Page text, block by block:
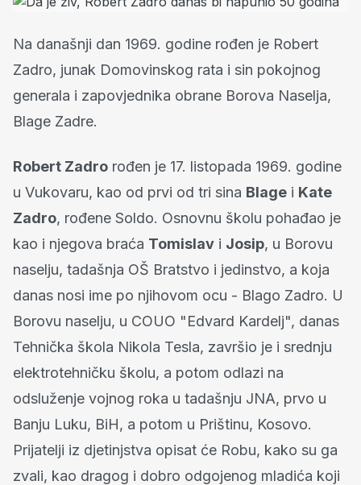
Na današnji dan 1969. godine rođen je Robert
Zadro, junak Domovinskog rata i sin pokojnog
generala i zapovjednika obrane Borova Naselja,
Blage Zadre.
Robert Zadro rođen je 17. listopada 1969. godine
u Vukovaru, kao od prvi od tri sina Blage i Kate
Zadro, rođene Soldo. Osnovnu školu pohađao je
kao i njegova braća Tomislav i Josip, u Borovu
naselju, tadašnja OŠ Bratstvo i jedinstvo, a koja
danas nosi ime po njihovom ocu - Blago Zadro. U
Borovu naselju, u COUO "Edvard Kardelj", danas
Tehnička škola Nikola Tesla, završio je i srednju
elektrotehničku školu, a potom odlazi na
odsluženje vojnog roka u tadašnju JNA, prvo u
Banju Luku, BiH, a potom u Prištinu, Kosovo.
Prijatelji iz djetinjstva opisat će Robu, kako su ga
zvali, kao dragog i dobro odgojenog mladića koji